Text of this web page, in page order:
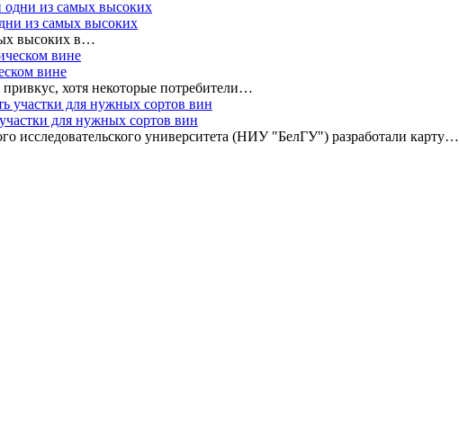
из самых высоких
высоких в…
вине
хотя некоторые потребители…
для нужных сортов вин
исследовательского университета (НИУ "БелГУ") разработали карту…